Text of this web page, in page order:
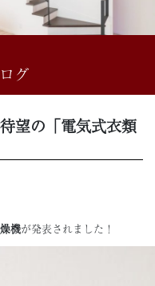
グ
望の「電気式衣類
機が発表されました！